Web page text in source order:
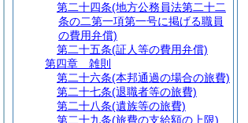
第二十四条(地方公務員法第二十二
条の二第一項第一号に掲げる職員
の費用弁償)
第二十五条(証人等の費用弁償)
第四章
雑則
第二十六条(本邦通過の場合の旅費)
第二十七条(退職者等の旅費)
第二十八条(遺族等の旅費)
第二十九条(旅費の支給額の上限)